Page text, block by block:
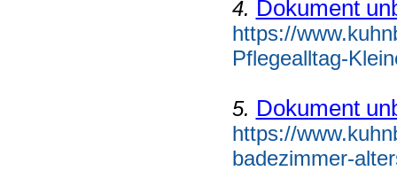
4. Dokument
https://
Pflegealltag-
5. Dokument
https://
badezimmer-